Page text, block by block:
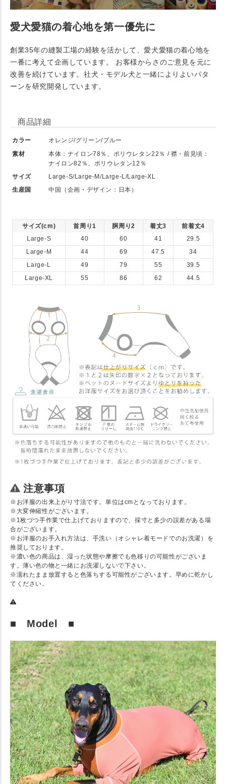
愛犬愛猫の着心地を第一優先に
創業35年の縫製工場の経験を活かして、愛犬愛猫の着心地を
一番に考えて企画しています。 お客様からさのご意見を元に
改善を続けています。社犬・モデル犬と一緒によりよいパタ
ーンを研究開発しています。
商品詳細
カラー
オレンジ/グリーン/ブルー
素材
本体：ナイロン78％、ポリウレタン22％ / 襟・前見頃：
ナイロン82％、ポリウレタン12％
サイズ
Large-S/Large-M/Large-L/Large-XL
生産国
中国（企画・デザイン：日本）
サイズ(cm) 首周り1 胴周り2 着丈3
前着丈4
Large-S
40 60 41
29.5
Large-M
44 69 47.5
34
Large-L
49 79 55
39.5
Large-XL
55 86 62 44.5
注意事項
※お洋服の出来上がり寸法です。単位はcmとなっております。
※大変伸縮性がございます。
※1枚づつ手作業で仕上げておりますので、採寸と多少の誤差がある場
合がございます。
※お洋服のお手入れ方法は、手洗い（オシャレ着モードでのお洗濯）を
推奨しております。
※濃い色の商品は、湿った状態や摩擦でも色移りの可能性がございま
す。薄い色の物と一緒にお洗濯しないで下さい。
※濡れたまま放置すると色落ちする可能性がございます。早めに乾かし
てください。
■ Model ■